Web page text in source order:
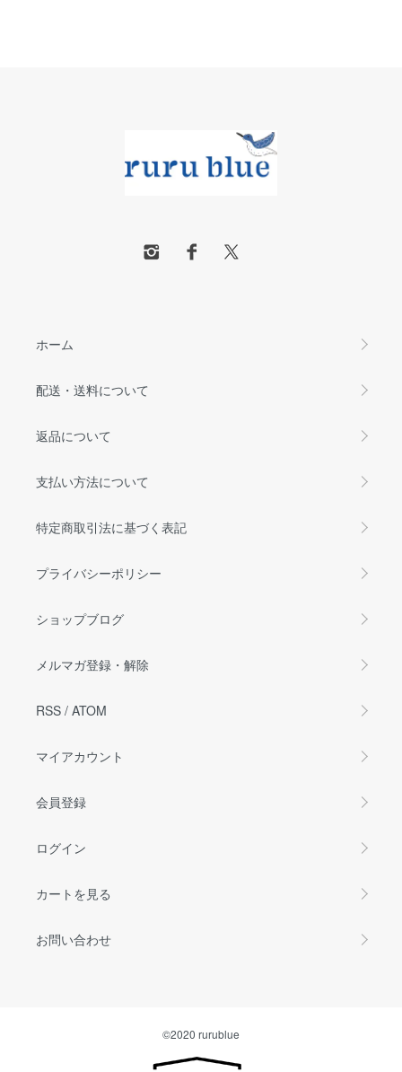
ホーム
配送・送料について
返品について
支払い方法について
特定商取引法に基づく表記
プライバシーポリシー
ショップブログ
メルマガ登録・解除
RSS / ATOM
マイアカウント
会員登録
ログイン
カートを見る
お問い合わせ
©2020 rurublue